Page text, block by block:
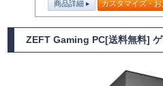
商品詳細 カスタマイズ・
ZEFT Gaming PC[送料無料]